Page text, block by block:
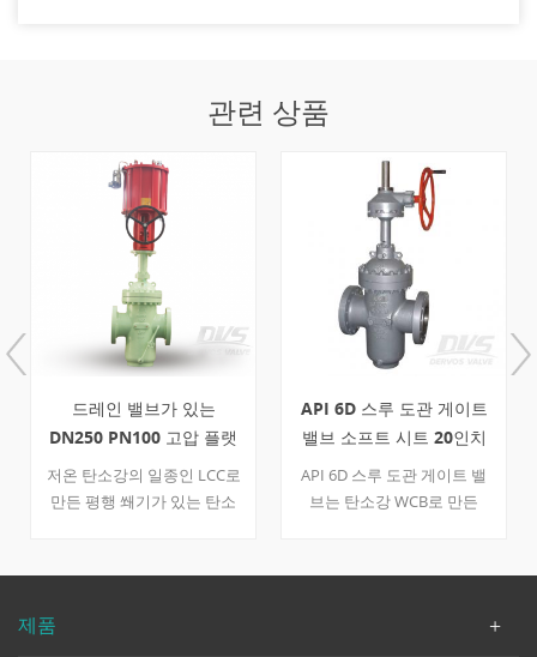
관련 상품
드레인 밸브가 있는
DN250 PN100 고압 플랫
게이트 밸브
저온 탄소강의 일종인 LCC로
만든 평행 쐐기가 있는 탄소
업 조건을 처리할 수 있는 밸
API 6D 스루 도관 게이트
밸브 소프트 시트 20인치
600LB
API 6D 스루 도관 게이트 밸
브는 탄소강 WCB로 만든
치 게이트 밸브는 전환 구멍
제품